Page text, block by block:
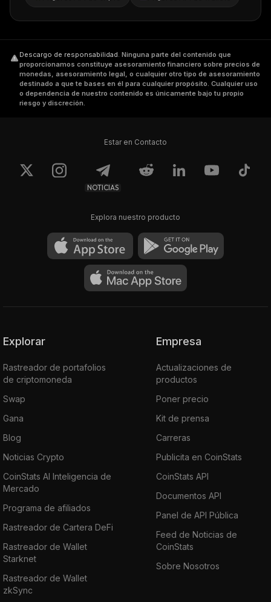
Descargo de responsabilidad. Ninguna parte del contenido que
proporcionamos constituye asesoramiento financiero sobre precios de
monedas, asesoramiento legal, o cualquier otro tipo de asesoramiento
destinado a que te bases en él para cualquier propósito. Cualquier uso
o dependencia de nuestro contenido es únicamente bajo tu propio
riesgo y discreción.
Estar en Contacto
NOTICIAS
Explora nuestro producto
Explorar
Rastreador de portafolios
de criptomoneda
Swap
Gana
Blog
Noticias Crypto
CoinStats AI Inteligencia de
Mercado
Programa de afiliados
Rastreador de Cartera DeFi
Rastreador de Wallet
Starknet
Rastreador de Wallet
zkSync
Empresa
Actualizaciones de
productos
Poner precio
Kit de prensa
Carreras
Publicita en CoinStats
CoinStats API
Documentos API
Panel de API Pública
Feed de Noticias de
CoinStats
Sobre Nosotros